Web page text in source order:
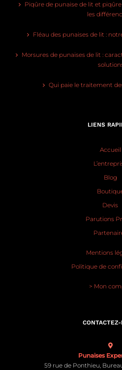
Piqûre de punaise de lit et
les
Fléau des punaises de lit :
Morsures de punaises de lit :
Qui paie le traitement
LIENS
Accueil
Blog
Devis
Parutions
Mentions
Politique de
> Mon
Punaises
59 rue de Ponthieu,